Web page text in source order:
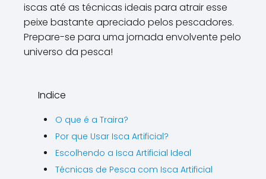
iscas até as técnicas ideais para atrair esse
peixe bastante apreciado pelos pescadores.
Prepare-se para uma jornada envolvente pelo
universo da pesca!
Indice
O que é a Traira?
Por que Usar Isca Artificial?
Escolhendo a Isca Artificial Ideal
Técnicas de Pesca com Isca Artificial